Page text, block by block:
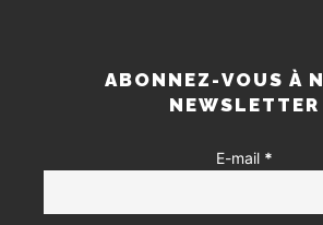
ABONNEZ-VOUS À
NEWSLETTER
E-mail *